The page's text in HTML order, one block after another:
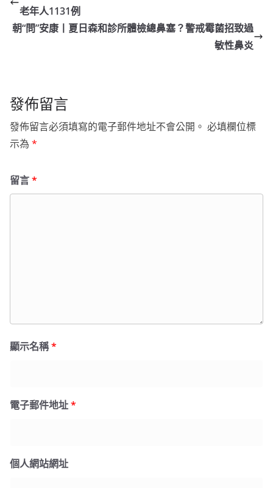
老年人1131例
朝“問”安康丨夏日森和診所體檢總鼻塞？警戒霉菌招致過
敏性鼻炎
發佈留言
發佈留言必須填寫的電子郵件地址不會公開。 必填欄位標
示為 *
留言*
顯示名稱*
電子郵件地址*
個人網站網址